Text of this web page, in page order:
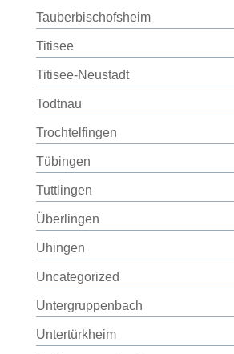
Tauberbischofsheim
Titisee
Titisee-Neustadt
Todtnau
Trochtelfingen
Tübingen
Tuttlingen
Überlingen
Uhingen
Uncategorized
Untergruppenbach
Untertürkheim